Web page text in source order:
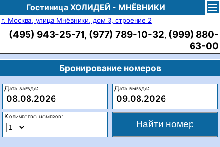
Гостиница ХОЛИДЕЙ - МНЁВНИКИ
г. Москва, улица Мнёвники, дом 3, строение 2
(495) 943-25-71, (977) 789-10-32, (999) 880-
63-00
Бронирование номеров
Дата заезда:
08.08.2026
Дата выезда:
09.08.2026
Количество номеров: